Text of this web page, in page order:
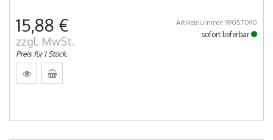
15,88 €
zzgl. MwSt.
Preis für 1 Stück.
Artikelnummer: 99057090
sofort lieferbar